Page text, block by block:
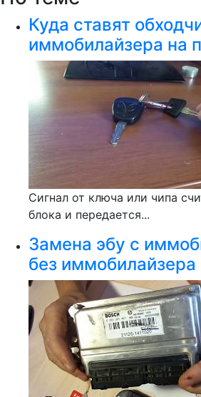
Куда ставят
иммобилайзера на
Сигнал от ключа или чипа
блока и передается...
Замена эбу с
без иммобилайзера